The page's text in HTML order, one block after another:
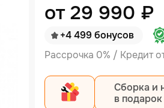
от 29 990 ₽
+4 499 бонусов
Рассрочка 0% / Кредит
Сборка и
в подарок